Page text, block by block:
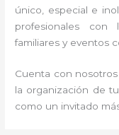
único, especial e
profesionales
familiares y eventos
Cuenta con
la organización de
como un invitado